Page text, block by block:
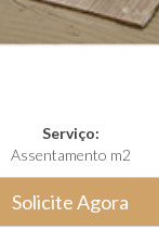
Serviço:
Assentamento m2
Solicite Agora